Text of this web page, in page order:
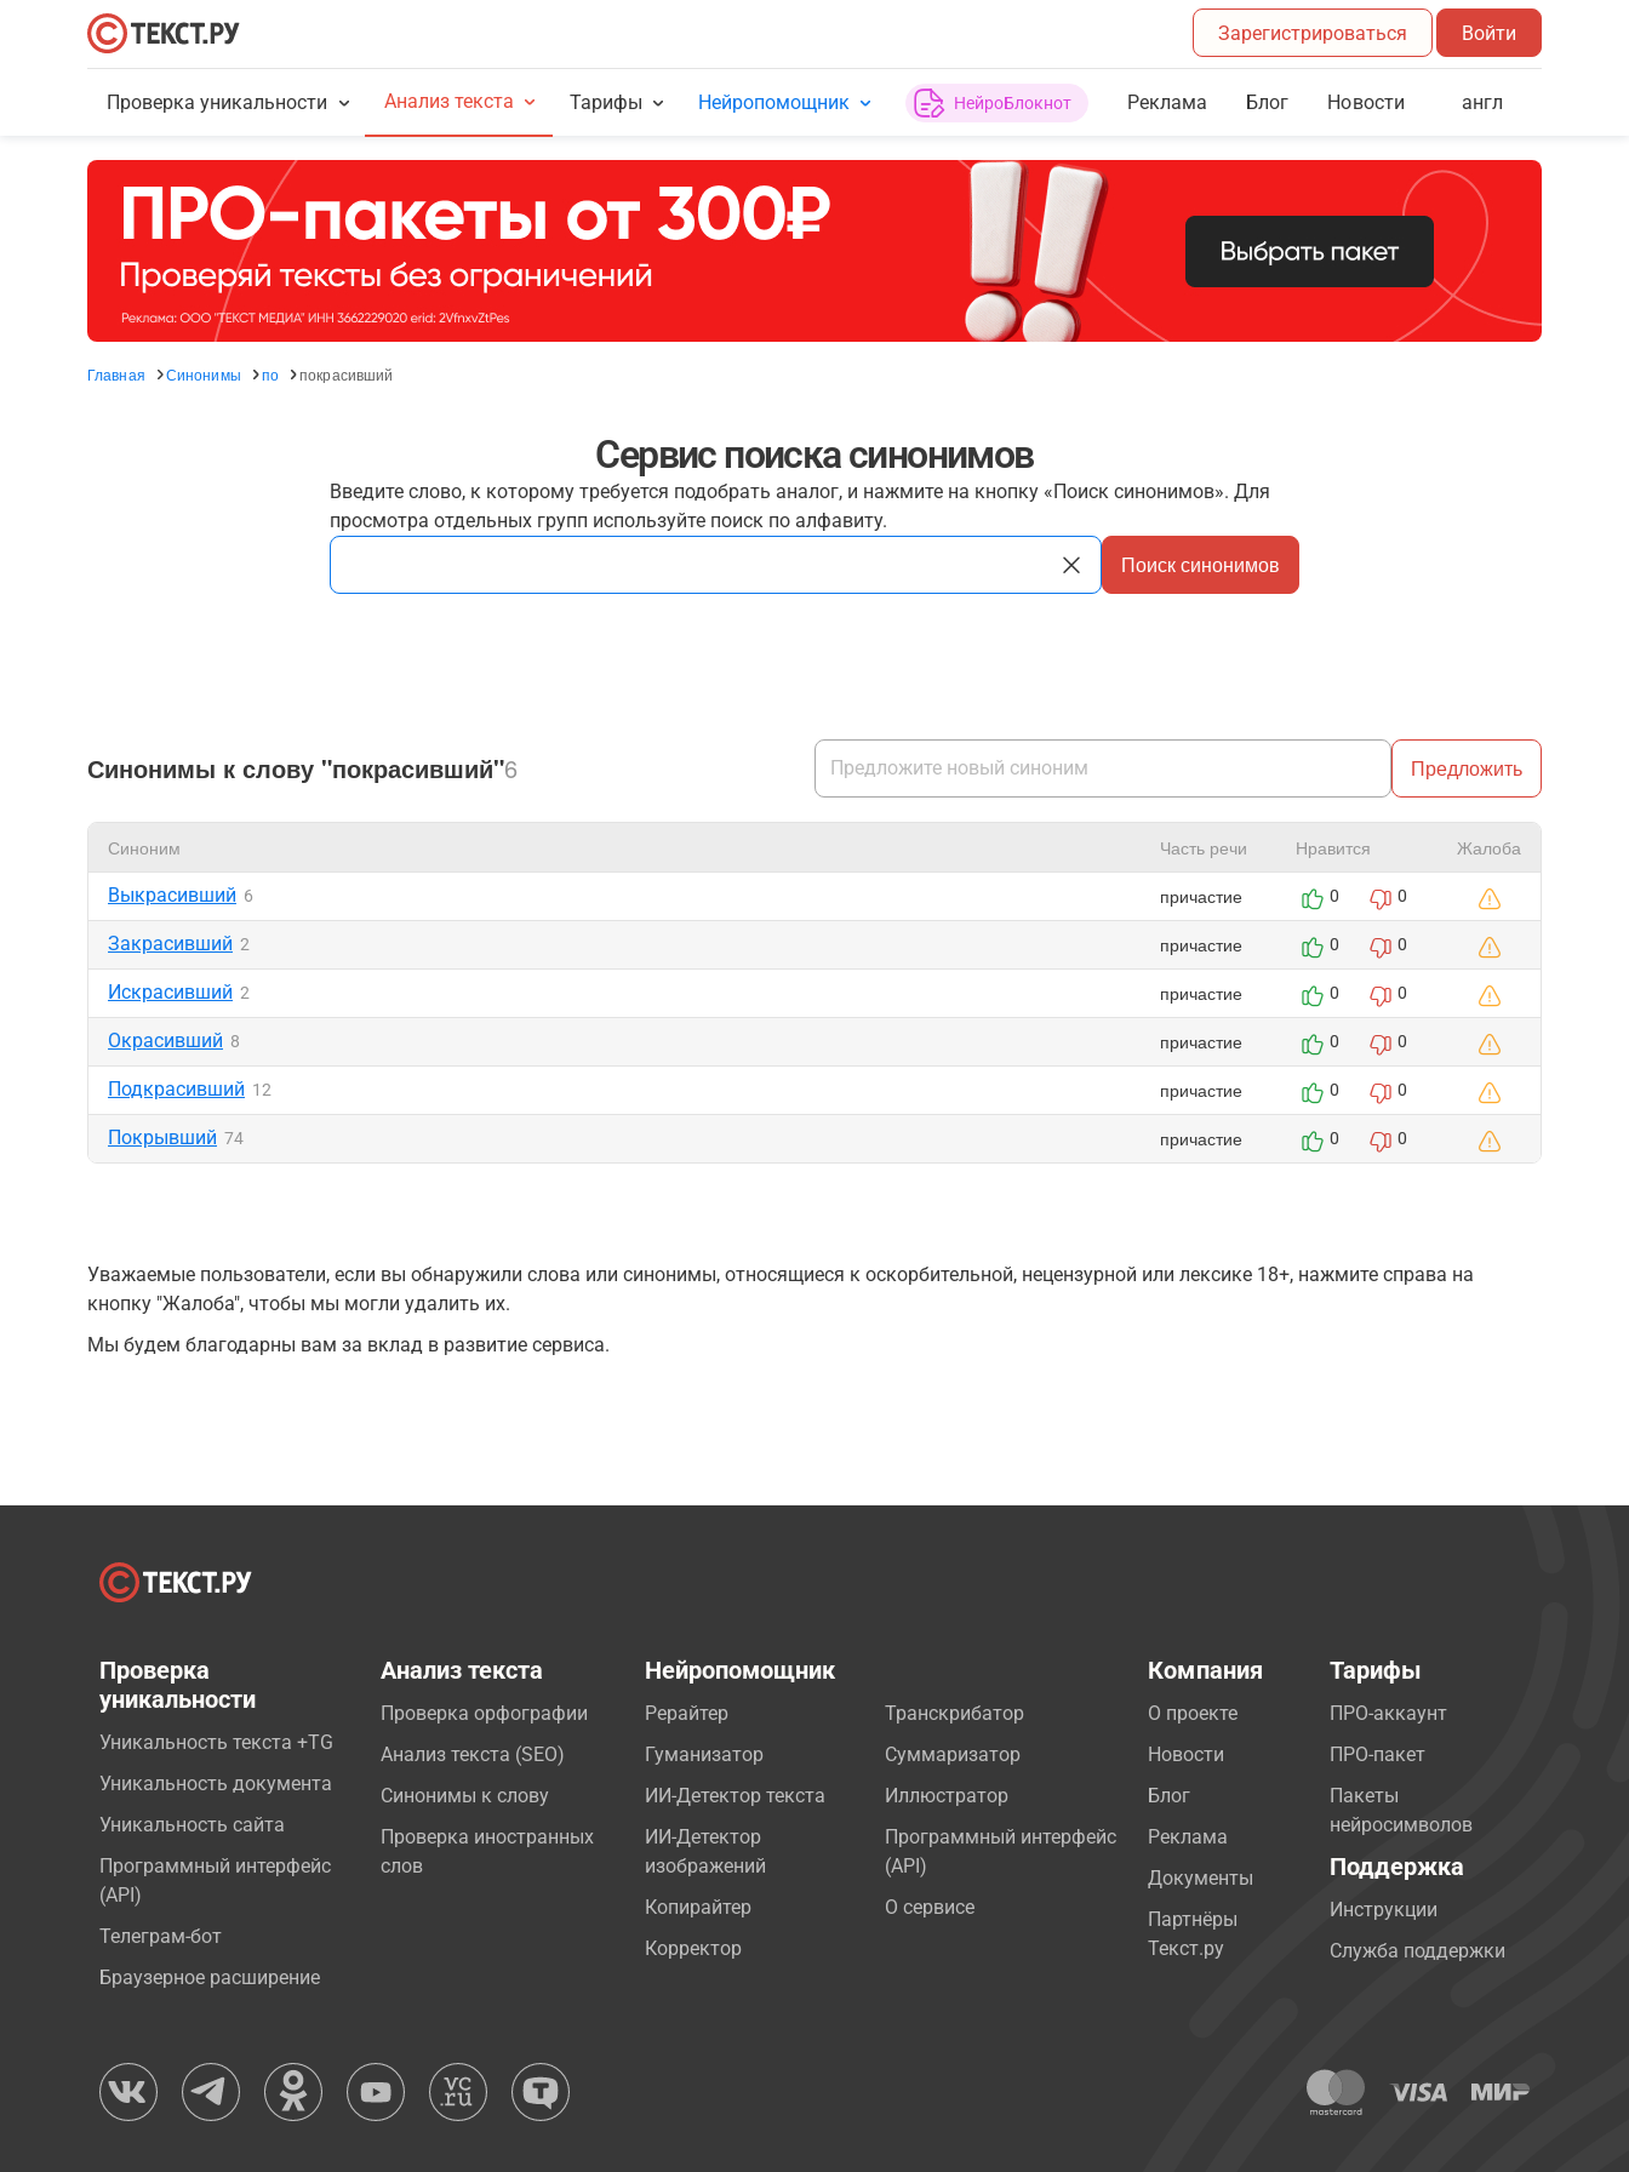
Зарегистрироваться Войти
Проверка уникальности Анализ текста Тарифы Нейропомощник НейроБлокнот Реклама Блог Новости англ
Главная Синонимы по покрасивший
Сервис поиска синонимов
Введите слово, к которому требуется подобрать аналог, и нажмите на кнопку «Поиск синонимов». Для
просмотра отдельных групп используйте поиск по алфавиту.
Поиск синонимов
Синонимы к слову "покрасивший"6 Предложить
Синоним Часть речи Нравится Жалоба
Выкрасивший 6 причастие 0 0
Закрасивший 2 причастие 0 0
Искрасивший 2 причастие 0 0
Окрасивший 8 причастие 0 0
Подкрасивший 12 причастие 0 0
Покрывший 74 причастие 0 0
Уважаемые пользователи, если вы обнаружили слова или синонимы, относящиеся к оскорбительной, нецензурной или лексике 18+, нажмите справа на
кнопку "Жалоба", чтобы мы могли удалить их.
Мы будем благодарны вам за вклад в развитие сервиса.
Проверка
уникальности
Уникальность текста +TG
Уникальность документа
Уникальность сайта
Программный интерфейс
(API)
Телеграм-бот
Браузерное расширение
Анализ текста
Проверка орфографии
Анализ текста (SEO)
Синонимы к слову
Проверка иностранных
слов
Нейропомощник
Рерайтер
Гуманизатор
ИИ-Детектор текста
ИИ-Детектор
изображений
Копирайтер
Корректор
Транскрибатор
Суммаризатор
Иллюстратор
Программный интерфейс
(API)
О сервисе
Компания
О проекте
Новости
Блог
Реклама
Документы
Партнёры
Текст.ру
Тарифы
ПРО-аккаунт
ПРО-пакет
Пакеты
нейросимволов
Поддержка
Инструкции
Служба поддержки